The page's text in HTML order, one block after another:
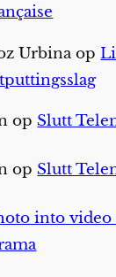
Urbinaop
op Slutt
op Slutt
into video